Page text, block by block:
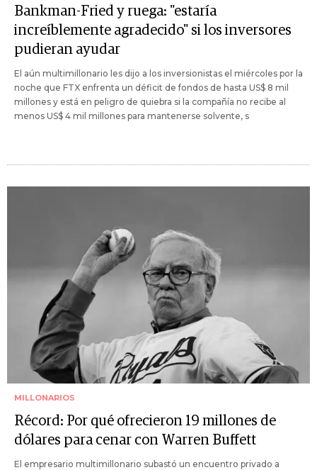
Bankman-Fried y ruega: "estaría
increíblemente agradecido" si los inversores
pudieran ayudar
El aún multimillonario les dijo a los inversionistas el miércoles por la
noche que FTX enfrenta un déficit de fondos de hasta US$ 8 mil
millones y está en peligro de quiebra si la compañía no recibe al
menos US$ 4 mil millones para mantenerse solvente, s
MILLONARIOS
Récord: Por qué ofrecieron 19 millones de
dólares para cenar con Warren Buffett
El empresario multimillonario subastó un encuentro privado a